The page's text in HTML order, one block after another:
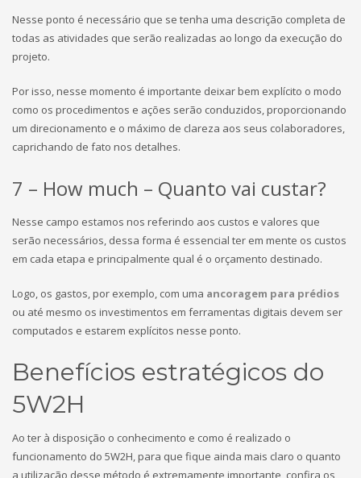
Nesse ponto é necessário que se tenha uma descrição completa de
todas as atividades que serão realizadas ao longo da execução do
projeto.
Por isso, nesse momento é importante deixar bem explícito o modo
como os procedimentos e ações serão conduzidos, proporcionando
um direcionamento e o máximo de clareza aos seus colaboradores,
caprichando de fato nos detalhes.
7 – How much – Quanto vai custar?
Nesse campo estamos nos referindo aos custos e valores que
serão necessários, dessa forma é essencial ter em mente os custos
em cada etapa e principalmente qual é o orçamento destinado.
Logo, os gastos, por exemplo, com uma ancoragem para prédios
ou até mesmo os investimentos em ferramentas digitais devem ser
computados e estarem explícitos nesse ponto.
Benefícios estratégicos do
5W2H
Ao ter à disposição o conhecimento e como é realizado o
funcionamento do 5W2H, para que fique ainda mais claro o quanto
a utilização desse método é extremamente importante, confira os